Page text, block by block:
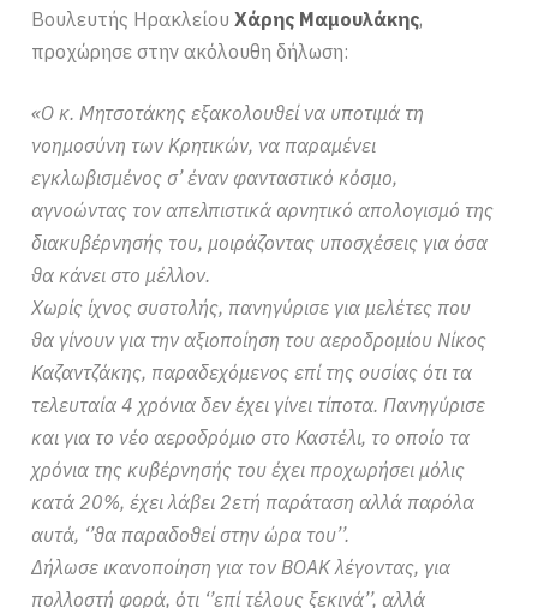
Βουλευτής ΗρακλείουΧάρης Μαμουλάκης,
προχώρησε στην ακόλουθη δήλωση:
«Ο κ. Μητσοτάκης εξακολουθεί να υποτιμά τη
νοημοσύνη των Κρητικών, να παραμένει
εγκλωβισμένος σ’ έναν φανταστικό κόσμο,
αγνοώντας τον απελπιστικά αρνητικό απολογισμό της
διακυβέρνησής του, μοιράζοντας υποσχέσεις για όσα
θα κάνει στο μέλλον.
Χωρίς ίχνος συστολής, πανηγύρισε για μελέτες που
θα γίνουν για την αξιοποίηση του αεροδρομίου Νίκος
Καζαντζάκης, παραδεχόμενος επί της ουσίας ότι τα
τελευταία 4 χρόνια δεν έχει γίνει τίποτα. Πανηγύρισε
και για το νέο αεροδρόμιο στο Καστέλι, το οποίο τα
χρόνια της κυβέρνησής του έχει προχωρήσει μόλις
κατά 20%, έχει λάβει 2ετή παράταση αλλά παρόλα
αυτά, ‘’θα παραδοθεί στην ώρα του’’.
Δήλωσε ικανοποίηση για τον ΒΟΑΚ λέγοντας, για
πολλοστή φορά, ότι ‘’επί τέλους ξεκινά’’, αλλά